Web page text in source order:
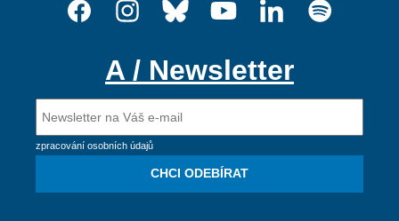
A / Newsletter
zpracování osobních údajů
CHCI ODEBÍRAT